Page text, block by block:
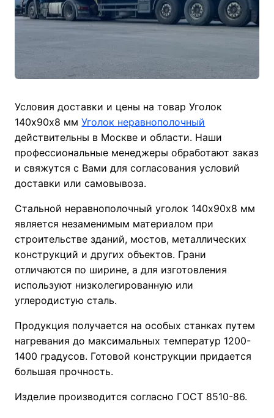
Условия доставки и цены на товар Уголок
140х90х8 ммУголок неравнополочный
действительны в Москве и области. Наши
профессиональные менеджеры обработают заказ
и свяжутся с Вами для согласования условий
доставки или самовывоза.
Стальной неравнополочный уголок 140х90х8 мм
является незаменимым материалом при
строительстве зданий, мостов, металлических
конструкций и других объектов. Грани
отличаются по ширине, а для изготовления
используют низколегированную или
углеродистую сталь.
Продукция получается на особых станках путем
нагревания до максимальных температур 1200-
1400 градусов. Готовой конструкции придается
большая прочность.
Изделие производится согласно ГОСТ 8510-86.